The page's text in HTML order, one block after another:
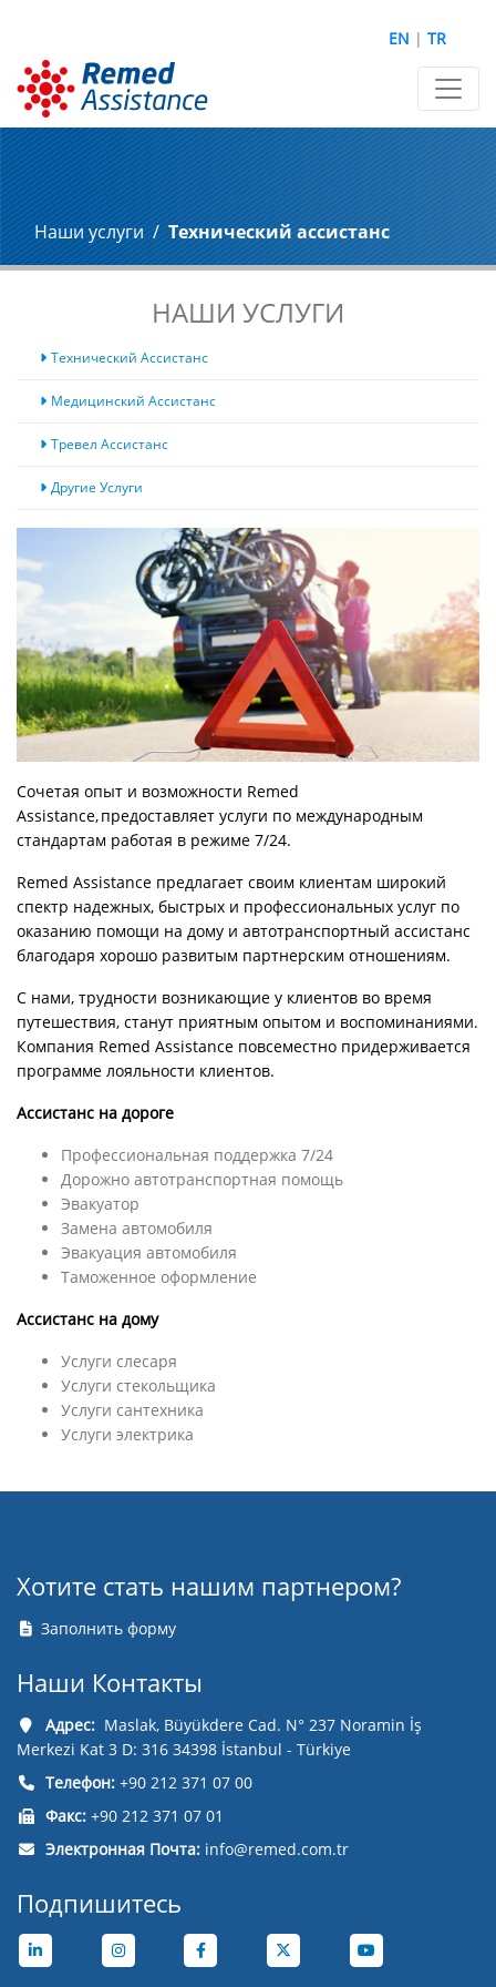
EN | TR
Наши услуги Технический ассистанс
НАШИ УСЛУГИ
Технический Ассистанс
Медицинский Ассистанс
Тревел Ассистанс
Другие Услуги
Сочетая опыт и возможности Remed
Assistance, предоставляет услуги по международным
стандартам работая в режиме 7/24.
Remed Assistance предлагает своим клиентам широкий
спектр надежных, быстрых и профессиональных услуг по
оказанию помощи на дому и автотранспортный ассистанс
благодаря хорошо развитым партнерским отношениям.
С нами, трудности возникающие у клиентов во время
путешествия, станут приятным опытом и воспоминаниями.
Компания Remed Assistance повсеместно придерживается
программе лояльности клиентов.
Ассистанс на дороге
Профессиональная поддержка 7/24
Дорожно автотранспортная помощь
Эвакуатор
Замена автомобиля
Эвакуация автомобиля
Таможенное оформление
Ассистанс на дому
Услуги слесаря
Услуги стекольщика
Услуги сантехника
Услуги электрика
Хотите стать нашим партнером?
Заполнить форму
Наши Контакты
Адрес:Maslak, Büyükdere Cad. N° 237 Noramin İş
Merkezi Kat 3 D: 316 34398 İstanbul - Türkiye
Телефон:+90 212 371 07 00
Факс:+90 212 371 07 01
Электронная Почта: info@remed.com.tr
Подпишитесь